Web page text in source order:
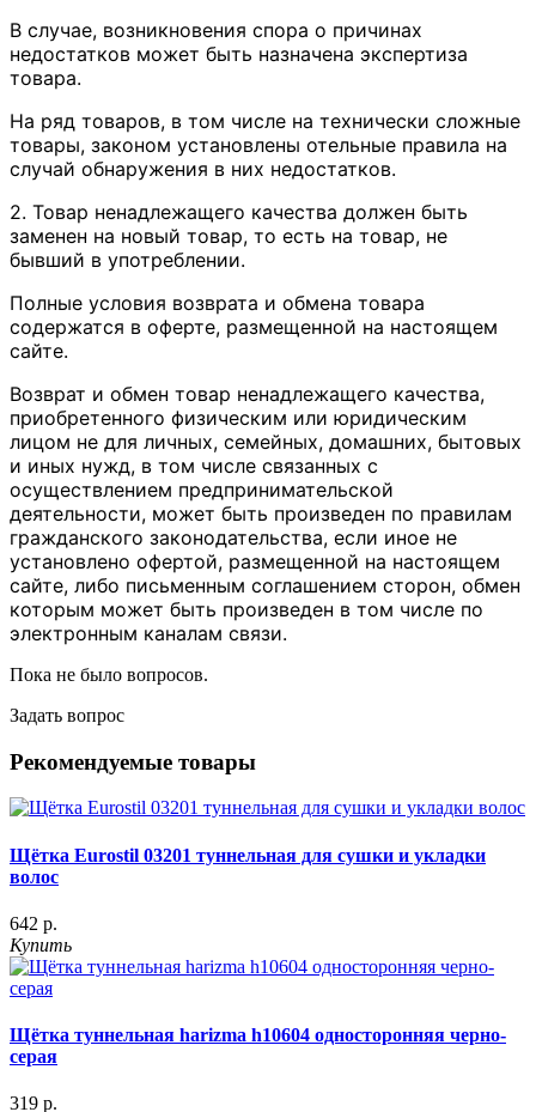
В случае, возникновения спора о причинах
недостатков может быть назначена экспертиза
товара.
На ряд товаров, в том числе на технически сложные
товары, законом установлены отельные правила на
случай обнаружения в них недостатков.
2. Товар ненадлежащего качества должен быть
заменен на новый товар, то есть на товар, не
бывший в употреблении.
Полные условия возврата и обмена товара
содержатся в оферте, размещенной на настоящем
сайте.
Возврат и обмен товар ненадлежащего качества,
приобретенного физическим или юридическим
лицом не для личных, семейных, домашних, бытовых
и иных нужд, в том числе связанных с
осуществлением предпринимательской
деятельности, может быть произведен по правилам
гражданского законодательства, если иное не
установлено офертой, размещенной на настоящем
сайте, либо письменным соглашением сторон, обмен
которым может быть произведен в том числе по
электронным каналам связи.
Пока не было вопросов.
Задать вопрос
Рекомендуемые товары
Щётка Eurostil 03201 туннельная для сушки и укладки
волос
642 р.
Купить
Щётка туннельная harizma h10604 односторонняя черно-
серая
319 р.